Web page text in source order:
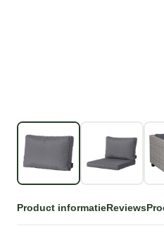
Product informatieReviews